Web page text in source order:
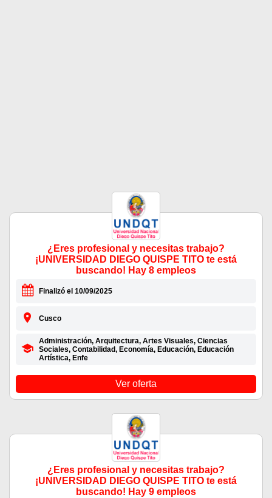
¿Eres profesional y necesitas trabajo?
¡UNIVERSIDAD DIEGO QUISPE TITO te está
buscando! Hay 8 empleos
Finalizó el 10/09/2025
Cusco
Administración, Arquitectura, Artes Visuales, Ciencias
Sociales, Contabilidad, Economía, Educación, Educación
Artística, Enfe
Ver oferta
¿Eres profesional y necesitas trabajo?
¡UNIVERSIDAD DIEGO QUISPE TITO te está
buscando! Hay 9 empleos